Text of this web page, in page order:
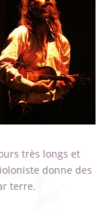
très longs et
donne des
terre.